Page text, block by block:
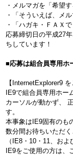
・メルマガを「希望
・「そういえば、メ
・「ハガキ・ＦＡＸ
応募締切日の平成27
ちしています！
■応募は組合員専用ホ
【InternetExplorer9
IE9で組合員専用ホ
カーソルが動かず、
す。
本事象はIE9固有のも
数分間お待ちいただく
（IE8・10・11、お
IE9をご使用の方は